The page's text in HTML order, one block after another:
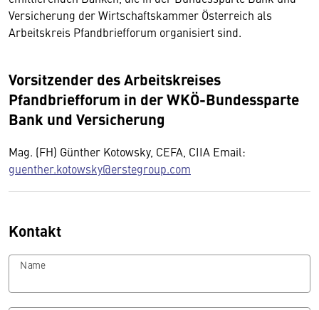
Versicherung der Wirtschaftskammer Österreich als
Arbeitskreis Pfandbriefforum organisiert sind.
Vorsitzender des Arbeitskreises
Pfandbriefforum in der WKÖ-Bundessparte
Bank und Versicherung
Mag. (FH) Günther Kotowsky, CEFA, CIIA Email:
guenther.kotowsky@erstegroup.com
Kontakt
Name